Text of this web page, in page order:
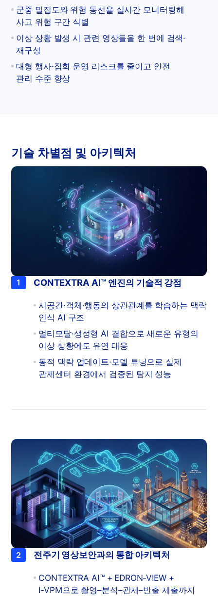
군중 밀집도와 위험 동선을 실시간 모니터링해
사고 위험 구간 식별
이상 상황 발생 시 관련 영상들을 한 번에 검색·
재구성
대형 행사·집회 운영 리스크를 줄이고 안전
관리 수준 향상
기술 차별점 및 아키텍처
1 CONTEXTRA AI™ 엔진의 기술적 강점
시공간·객체·행동의 상관관계를 학습하는 맥락
인식 AI 구조
멀티모달·생성형 AI 결합으로 새로운 유형의
이상 상황에도 유연 대응
동적 맥락 업데이트·모델 튜닝으로 실제
관제센터 환경에서 검증된 탐지 성능
2 전주기 영상보안과의 통합 아키텍처
CONTEXTRA AI™ + EDRON‑VIEW +
I‑VPM으로 촬영–분석–관제–반출 제출까지